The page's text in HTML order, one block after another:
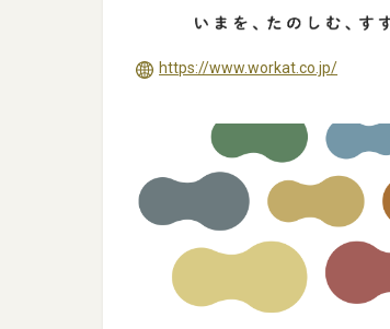
https://www.workat.co.jp/